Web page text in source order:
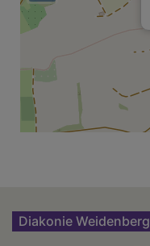
Diakonie Weidenberg